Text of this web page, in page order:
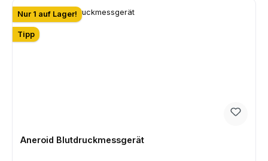
Nur 1 auf Lager!
Tipp
Aneroid Blutdruckmessgerät